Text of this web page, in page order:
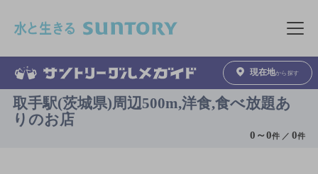
メニュ
現在地から探す
取手駅(茨城県)周辺500m,洋食,食べ放題あ
りのお店
0 ～0件 ／0件